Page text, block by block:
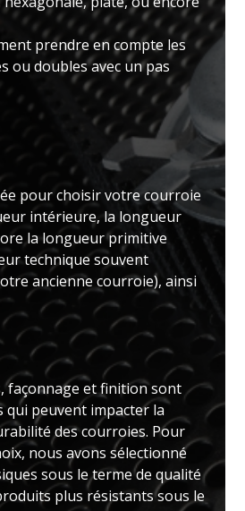
prendre en compte les
ou doubles avec un pas
pour choisir votre courroie
intérieure, la longueur
la longueur primitive
technique souvent
ancienne courroie), ainsi
façonnage et finition sont
qui peuvent impacter la
des courroies. Pour
nous avons sélectionné
sous le terme de qualité
plus résistants sous le